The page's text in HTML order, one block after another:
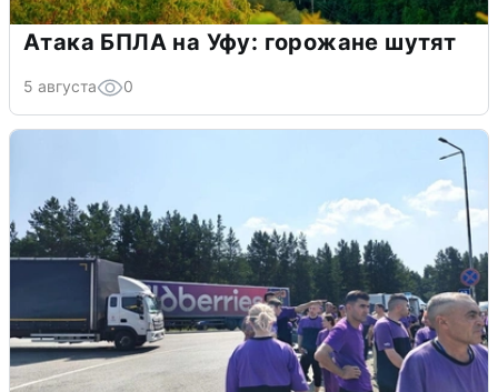
Атака БПЛА на Уфу: горожане шутят
5 августа 0